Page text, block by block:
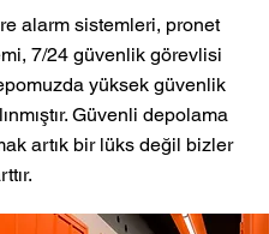
alarm sistemleri, pronet
7/24 güvenlik görevlisi
yüksek güvenlik
Güvenli depolama
artık bir lüks değil bizler